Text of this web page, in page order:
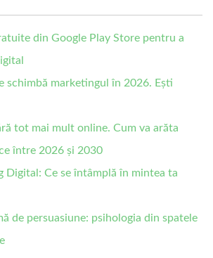
din Google Play Store pentru a
schimbă marketingul în 2026. Ești
tot mai mult online. Cum va arăta
între 2026 și 2030
Digital: Ce se întâmplă în mintea ta
de persuasiune: psihologia din spatele